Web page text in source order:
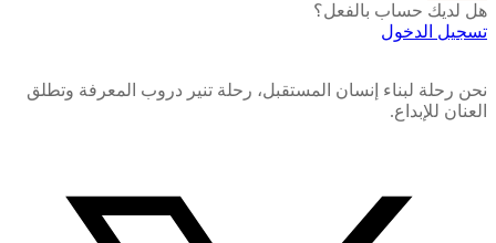
هل لديك حساب بالفعل؟
تسجيل الدخول
نحن رحلة لبناء إنسان المستقبل، رحلة تنير دروب المعرفة وتطلق
العنان للإبداع.